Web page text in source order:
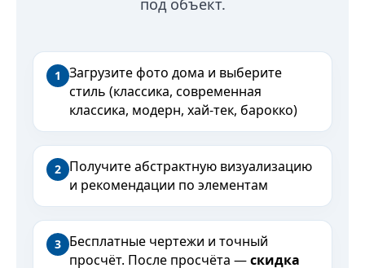
под объект.
1
Загрузите фото дома и выберите
стиль (классика, современная
классика, модерн, хай-тек, барокко)
2 Получите абстрактную визуализацию
и рекомендации по элементам
3 Бесплатные чертежи и точный
просчёт. После просчёта —скидка